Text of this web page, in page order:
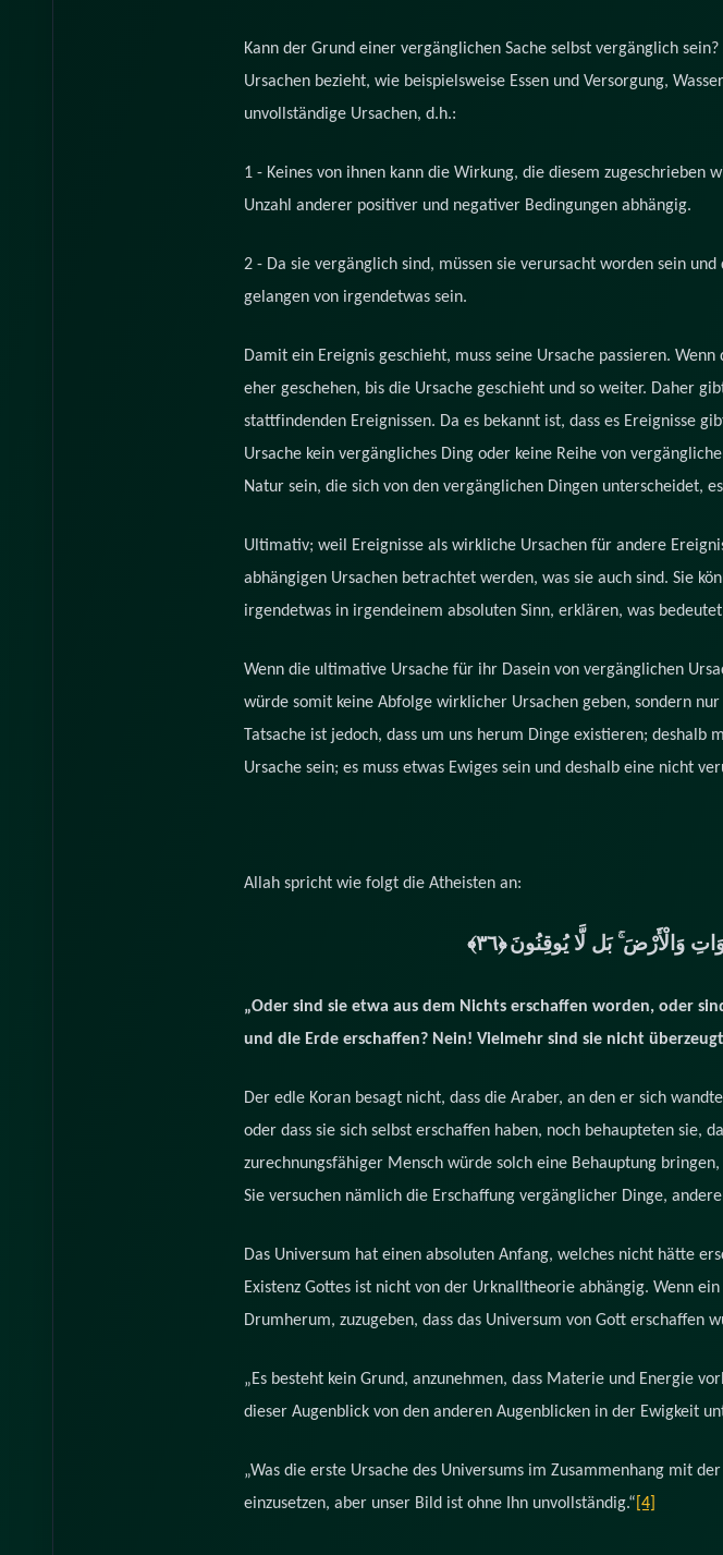
Kann der Grund einer vergänglichen Sache selbst vergänglich
Ursachen bezieht, wie beispielsweise Essen und Versorgung,
unvollständige Ursachen, d.h.:
1 - Keines von ihnen kann die Wirkung, die diesem
Unzahl anderer positiver und negativer Bedingungen abhängig.
2 - Da sie vergänglich sind, müssen sie verursacht worden sein
gelangen von irgendetwas sein.
Damit ein Ereignis geschieht, muss seine Ursache passieren.
eher geschehen, bis die Ursache geschieht und so weiter. Daher
stattfindenden Ereignissen. Da es bekannt ist, dass es Ereignisse
Ursache kein vergängliches Ding oder keine Reihe von
Natur sein, die sich von den vergänglichen Dingen unterscheidet,
Ultimativ; weil Ereignisse als wirkliche Ursachen für andere
abhängigen Ursachen betrachtet werden, was sie auch sind. Sie
irgendetwas in irgendeinem absoluten Sinn, erklären, was
Wenn die ultimative Ursache für ihr Dasein von vergänglichen
würde somit keine Abfolge wirklicher Ursachen geben, sondern
Tatsache ist jedoch, dass um uns herum Dinge existieren;
Ursache sein; es muss etwas Ewiges sein und deshalb eine nicht
Allah spricht wie folgt die Atheisten an:
﴿٣٦﴾
„Oder sind sie etwa aus dem Nichts erschaffen worden, oder
und die Erde erschaffen? Nein! Vielmehr sind sie nicht
Der edle Koran besagt nicht, dass die Araber, an den er sich
oder dass sie sich selbst erschaffen haben, noch behaupteten sie,
zurechnungsfähiger Mensch würde solch eine Behauptung
Sie versuchen nämlich die Erschaffung vergänglicher Dinge,
Das Universum hat einen absoluten Anfang, welches nicht hätte
Existenz Gottes ist nicht von der Urknalltheorie abhängig. Wenn
Drumherum, zuzugeben, dass das Universum von Gott erschaffen
„Es besteht kein Grund, anzunehmen, dass Materie und Energie
dieser Augenblick von den anderen Augenblicken in der Ewigkeit
„Was die erste Ursache des Universums im Zusammenhang mit
einzusetzen, aber unser Bild ist ohne Ihn unvollständig.“ [4]